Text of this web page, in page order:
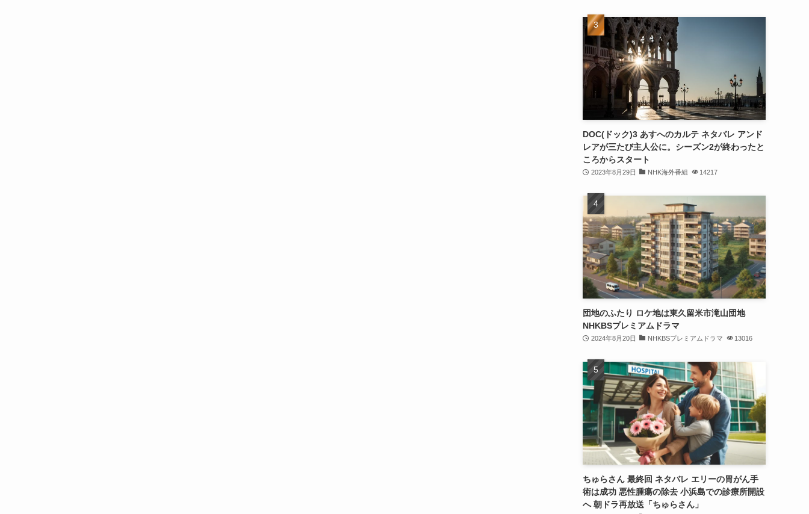
DOC(ドック)3 あすへのカルテ ネタバレ アンド
レアが三たび主人公に。シーズン2が終わったと
ころからスタート
2023年8月29日 NHK海外番組 14217
団地のふたり ロケ地は東久留米市滝山団地
NHKBSプレミアムドラマ
2024年8月20日 NHKBSプレミアムドラマ 13016
ちゅらさん 最終回 ネタバレ エリーの胃がん手
術は成功 悪性腫瘍の除去 小浜島での診療所開設
へ 朝ドラ再放送「ちゅらさん」